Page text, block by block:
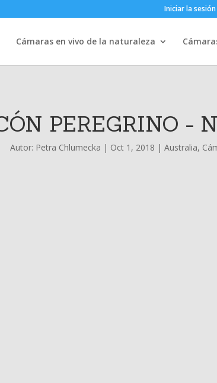
Iniciar la sesión
Cámaras en vivo de la naturaleza
PEREGRINO -
Autor: Petra Chlumecka | Oct 1, 2018 | Australia,